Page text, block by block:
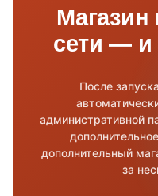
сети — и
После
административной
дополнительный
за